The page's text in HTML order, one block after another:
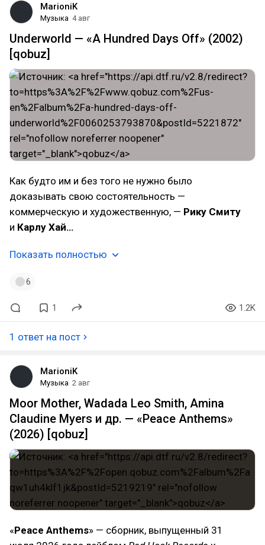
MarioniK
Музыка 4 авг
Underworld — «A Hundred Days Off» (2002)
[qobuz]
Как будто им и без того не нужно было
доказывать свою состоятельность —
коммерческую и художественную, — Рику Смиту
и Карлу Хай…
Показать полностью
6
1 1.2K
1 ответ на пост
MarioniK
Музыка 2 авг
Moor Mother, Wadada Leo Smith, Amina
Claudine Myers и др. — «Peace Anthems»
(2026) [qobuz]
«Peace Anthems» — сборник, выпущенный 31